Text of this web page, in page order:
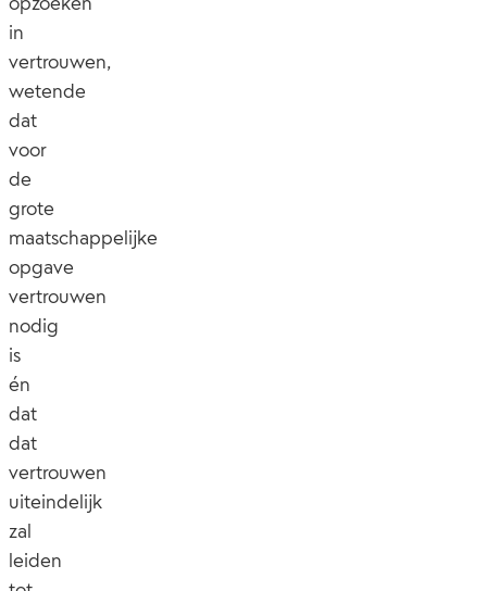
in
vertrouwen,
wetende
dat
voor
de
grote
maatschappelijke
opgave
vertrouwen
nodig
is
én
dat
dat
vertrouwen
uiteindelijk
zal
leiden